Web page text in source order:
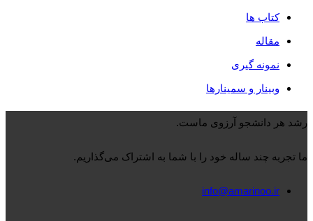
کتاب ها
مقاله
نمونه گیری
وبینار و سمینارها
رشد هر دانشجو آرزوی ماست.
ما تجربه چند ساله خود را با شما به اشتراک می‌گذاریم.
info@amarinoo.ir